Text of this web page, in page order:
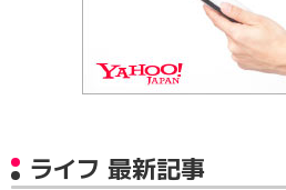
ライフ 最新記事